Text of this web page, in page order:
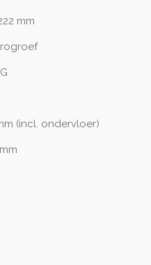
mm
(incl. ondervloer)